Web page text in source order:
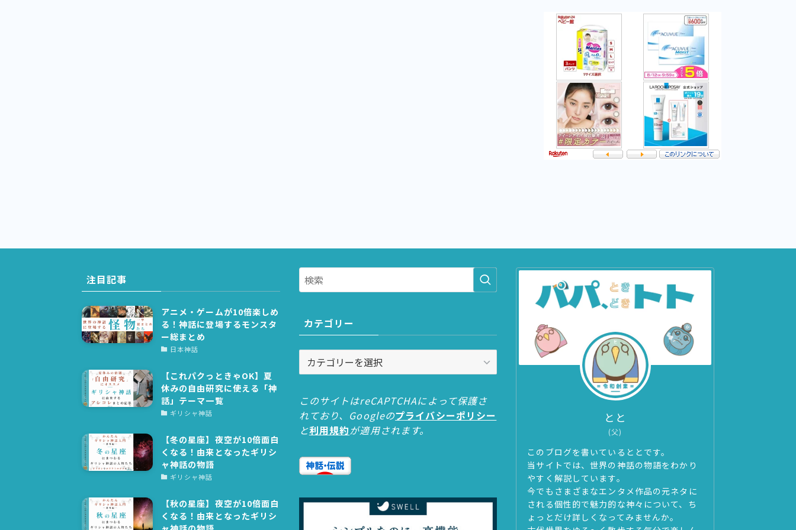
注目記事
アニメ・ゲームが10倍楽しめ
る！神話に登場するモンスタ
ー総まとめ
日本神話
【これパクっときゃOK】夏
休みの自由研究に使える「神
話」テーマ一覧
ギリシャ神話
【冬の星座】夜空が10倍面白
くなる！由来となったギリシ
ャ神話の物語
ギリシャ神話
【秋の星座】夜空が10倍面白
くなる！由来となったギリシ
カテゴリー
テ
リ
ー
このサイトはreCAPTCHAによって保護さ
れており、Googleのプライバシーポリシー
と利用規約が適用されます。
とと
(父)
このブログを書いているととです。
当サイトでは、世界の神話の物語をわかり
やすく解説しています。
今でもさまざまなエンタメ作品の元ネタに
される個性的で魅力的な神々について、ち
ょっとだけ詳しくなってみませんか。